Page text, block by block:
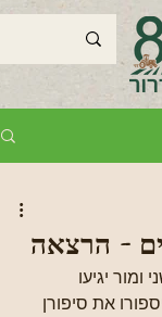
- הרצאה
ומור יגיעו
את סיפורן